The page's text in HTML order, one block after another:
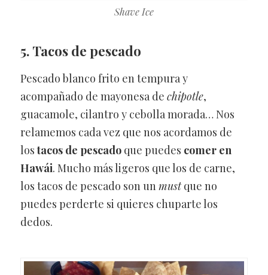
Shave Ice
5. Tacos de pescado
Pescado blanco frito en tempura y
acompañado de mayonesa de chipotle,
guacamole, cilantro y cebolla morada… Nos
relamemos cada vez que nos acordamos de
lostacos de pescadoque puedes comer en
Hawái. Mucho más ligeros que los de carne,
los tacos de pescado son un mustque no
puedes perderte si quieres chuparte los
dedos.